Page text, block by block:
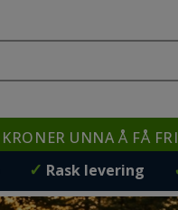
KRONER UNNA Å FÅ
✓ Rask levering